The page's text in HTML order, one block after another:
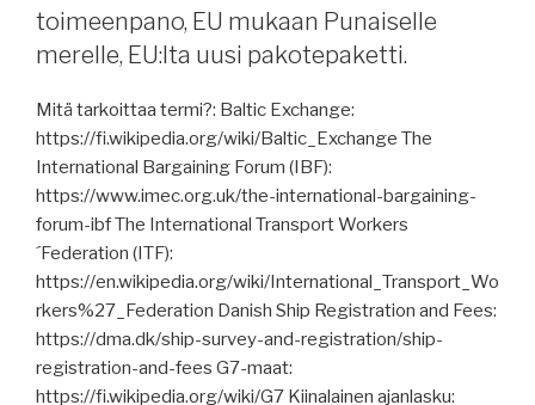
tänään,
Kalmarin
Rotterdamiin,
Norsepowerin
roottorit
saksalaisalukseen,
USA
tiukentaa
satamien
kybervalmiutta,
maailmankaupalle
kasvuennuste,
miten
toimeenpano, EU mukaan Punaiselle
merelle, EU:lta uusi pakotepaketti.
Mitä tarkoittaa termi?: Baltic Exchange:
https://fi.wikipedia.org/wiki/Baltic_Exchange The
International Bargaining Forum (IBF):
https://www.imec.org.uk/the-international-bargaining-
forum-ibf The International Transport Workers
´Federation (ITF):
https://en.wikipedia.org/wiki/International_Transport_Wo
rkers%27_Federation Danish Ship Registration and Fees:
https://dma.dk/ship-survey-and-registration/ship-
registration-and-fees G7-maat:
https://fi.wikipedia.org/wiki/G7 Kiinalainen ajanlasku: